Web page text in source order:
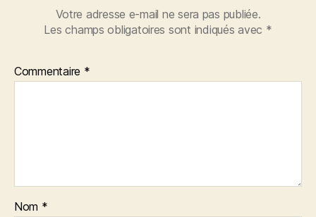
Votre adresse e-mail ne sera pas publiée.
Les champs obligatoires sont indiqués avec *
Commentaire *
Nom *